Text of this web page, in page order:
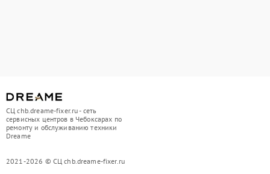
СЦ chb.dreame-fixer.ru - сеть
сервисных центров в Чебоксарах по
ремонту и обслуживанию техники
Dreame
2021-2026 © СЦ chb.dreame-fixer.ru